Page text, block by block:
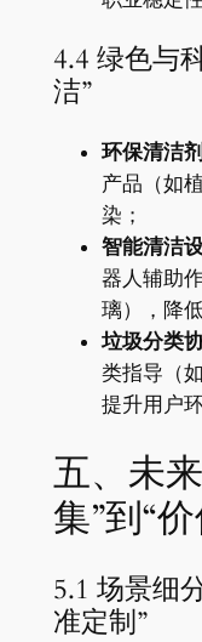
4.4 绿色与
洁”
​环保清洁剂​
产品（如
染；
智能清洁
器人辅助
璃），降
垃圾分类
类指导（
提升用户
五、未
集”到“
5.1 场景细
准定制”